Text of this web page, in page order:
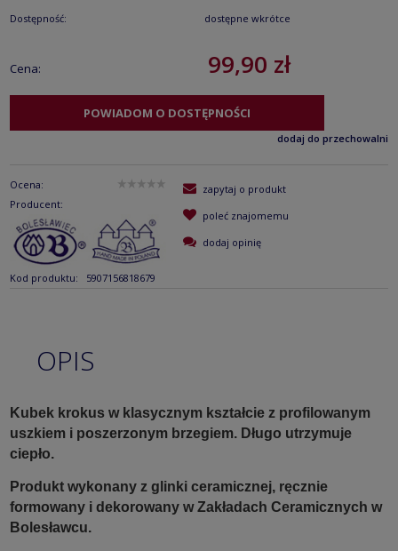
Dostępność: dostępne wkrótce
Cena: 99,90 zł
POWIADOM O DOSTĘPNOŚCI
dodaj do przechowalni
Ocena:
Producent:
Kod produktu: 5907156818679
zapytaj o produkt
poleć znajomemu
dodaj opinię
OPIS
Kubek krokus w klasycznym kształcie z profilowanym
uszkiem i poszerzonym brzegiem. Długo utrzymuje
ciepło.
Produkt wykonany z glinki ceramicznej, ręcznie
formowany i dekorowany w Zakładach Ceramicznych w
Bolesławcu.